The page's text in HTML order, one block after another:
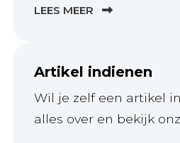
LEES MEER
Artikel indienen
Wil je zelf een artikel
alles over en bekijk